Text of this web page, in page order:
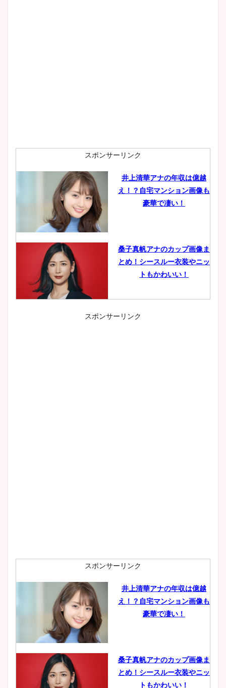
スポンサーリンク
井上清華アナの年収は億越
え！？自宅マンション画像も
豪華で凄い！
桑子真帆アナのカップ画像ま
とめ！シースルー衣装やニッ
トもかわいい！
小室瑛莉子のカップ画像まと
肉も凄い！
鈴木唯の太ってた時の体重が
ヤバすぎww原因や痩せたダ
豊島実季アナのカップ画像ま
スポンサーリンク
スポンサーリンク
井上清華アナの年収は億越
え！？自宅マンション画像も
豪華で凄い！
桑子真帆アナのカップ画像ま
とめ！シースルー衣装やニッ
トもかわいい！